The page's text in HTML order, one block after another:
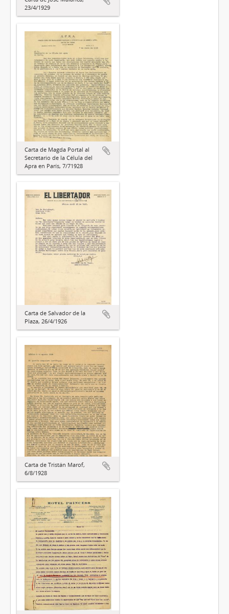
23/4/1929
Carta de Magda Portal al
Secretario de la Célula del
Apra en París, 7/71928
Carta de Salvador de la
Plaza, 26/4/1926
Carta de Tristán Marof,
6/8/1928